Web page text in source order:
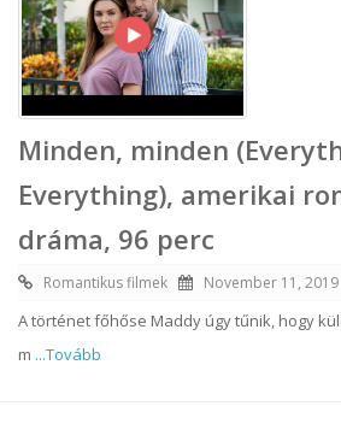
Minden, minden
Everything), amerikai
dráma, 96 perc
Romantikus filmek November 11, 2019
A történet főhőse Maddy úgy tűnik, hogy
m ...Tovább